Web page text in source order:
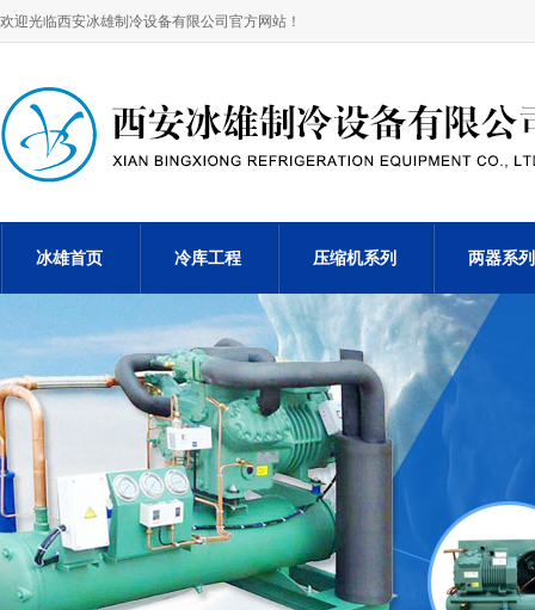
欢迎光临西安冰雄制冷设备有限公司官方网站！
冰雄首页 冷库工程 压缩机系列 两器系列